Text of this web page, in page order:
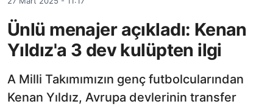
Ünlü menajer açıkladı: Kenan
Yıldız'a 3 dev kulüpten ilgi
A Milli Takımımızın genç futbolcularından
Kenan Yıldız, Avrupa devlerinin transfer